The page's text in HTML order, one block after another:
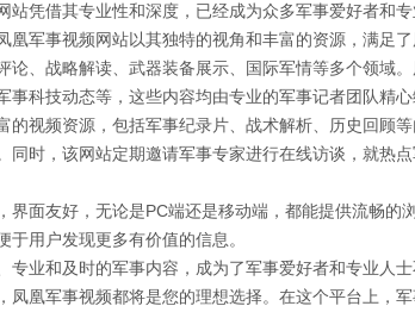
站凭借其专业性和深度，已经成为众多军事爱好者和
军事视频网站以其独特的视角和丰富的资源，满足
论、战略解读、武器装备展示、国际军情等多个领域
科技动态等，这些内容均由专业的军事记者团队精心
的视频资源，包括军事纪录片、战术解析、历史回顾
同时，该网站定期邀请军事专家进行在线访谈，就热
界面友好，无论是PC端还是移动端，都能提供流畅的
用户发现更多有价值的信息。
专业和及时的军事内容，成为了军事爱好者和专业人
凰军事视频都将是您的理想选择。在这个平台上，